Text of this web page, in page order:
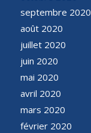
septembre 2020
août 2020
juillet 2020
juin 2020
mai 2020
avril 2020
mars 2020
février 2020